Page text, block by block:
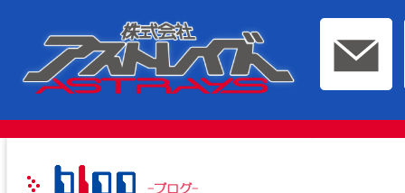
このページの本文へ移動